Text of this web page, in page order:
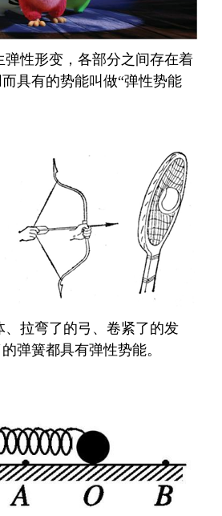
弹性形变，各部分之间存在着
具有的势能叫做“弹性势能
、拉弯了的弓、卷紧了的发
弹簧都具有弹性势能。